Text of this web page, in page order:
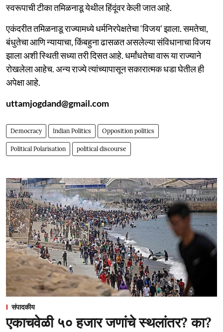
स्वरूपाची टीका तमिळनाडू येथील हिंदूंवर केली जात आहे.
एकंदरीत तमिळनाडू राज्यामध्ये धर्मनिरपेक्षतेचा ‘विजय’ झाला. समतेचा,
बंधुतेचा आणि न्यायाचा, किंबहुना ढासळत असलेल्या संविधानाचा विजय
झाला अशी स्थिती सध्या तरी दिसत आहे. धर्मांधतेचा वारू या राज्याने
रोखलेला आहेच. अन्य राज्ये त्यांच्यापासून सकारात्मक धडा घेतील ही
अपेक्षा आहे.
uttamjogdand@gmail.com
Democracy Indian Politics Opposition politics
Political Polarisation political discourse
संपादकीय
एकाचवेळी ५० हजार जणांचे स्थलांतर? का?